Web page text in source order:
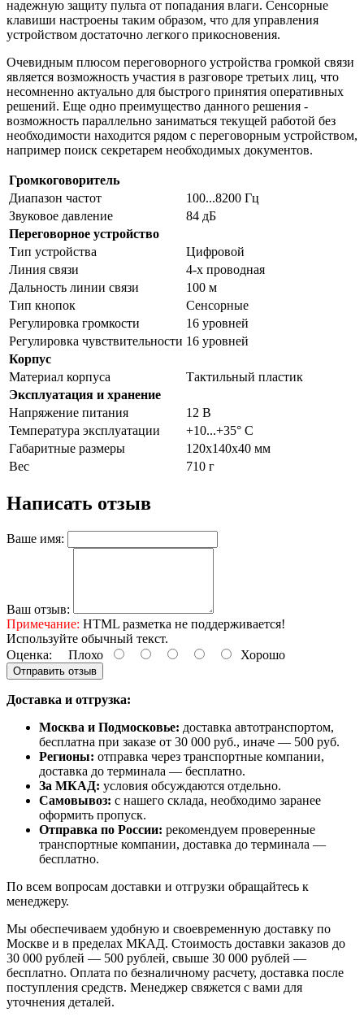
надежную защиту пульта от попадания влаги. Сенсорные
клавиши настроены таким образом, что для управления
устройством достаточно легкого прикосновения.
Очевидным плюсом переговорного устройства громкой связи
является возможность участия в разговоре третьих лиц, что
несомненно актуально для быстрого принятия оперативных
решений. Еще одно преимущество данного решения -
возможность параллельно заниматься текущей работой без
необходимости находится рядом с переговорным устройством,
например поиск секретарем необходимых документов.
Громкоговоритель
Диапазон частот
100...8200 Гц
Звуковое давление
84 дБ
Переговорное устройство
Тип устройства
Цифровой
Линия связи
4-х проводная
Дальность линии связи
100 м
Тип кнопок
Сенсорные
Регулировка громкости
16 уровней
Регулировка чувствительности 16 уровней
Корпус
Материал корпуса
Тактильный пластик
Эксплуатация и хранение
Напряжение питания
12 В
Температура эксплуатации
+10...+35° С
Габаритные размеры
120х140х40 мм
Вес
710 г
Написать отзыв
Ваше имя:
Ваш отзыв:
Примечание: HTML разметка не поддерживается!
Используйте обычный текст.
Оценка: Плохо Хорошо
Отправить отзыв
Доставка и отгрузка:
Москва и Подмосковье: доставка автотранспортом,
бесплатна при заказе от 30 000 руб., иначе — 500 руб.
Регионы: отправка через транспортные компании,
доставка до терминала — бесплатно.
За МКАД: условия обсуждаются отдельно.
Самовывоз: с нашего склада, необходимо заранее
оформить пропуск.
Отправка по России: рекомендуем проверенные
транспортные компании, доставка до терминала —
бесплатно.
По всем вопросам доставки и отгрузки обращайтесь к
менеджеру.
Мы обеспечиваем удобную и своевременную доставку по
Москве и в пределах МКАД. Стоимость доставки заказов до
30 000 рублей — 500 рублей, свыше 30 000 рублей —
бесплатно. Оплата по безналичному расчету, доставка после
поступления средств. Менеджер свяжется с вами для
уточнения деталей.